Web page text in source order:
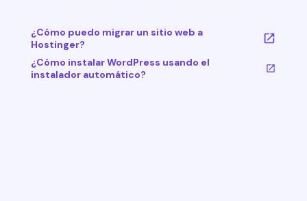
¿Cómo puedo migrar un sitio web a
Hostinger?
¿Cómo instalar WordPress usando el
instalador automático?